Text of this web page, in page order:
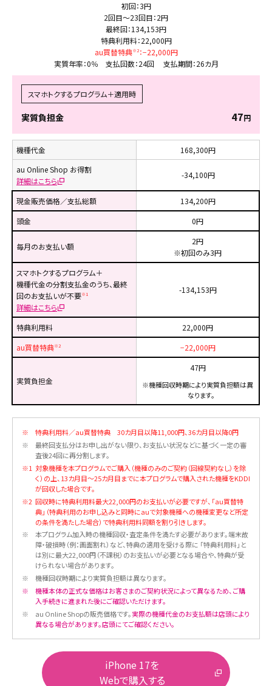
初回：3円
2回目～23回目：2円
最終回：134,153円
特典利用料：22,000円
au買替特典※2：−22,000円
実質年率：0％ 支払回数：24回
支払期間：26カ月
スマホトクするプログラム＋適用時
実質負担金 47円
機種代金
168,300円
au Online Shop お得割
詳細はこちら
-34,100円
現金販売価格／支払総額
134,200円
頭金
0円
毎月のお支払い額
2円
※初回のみ3円
スマホトクするプログラム＋
機種代金の分割支払金のうち、最終
回のお支払いが不要※1
詳細はこちら
-134,153円
特典利用料
22,000円
au買替特典※2 −22,000円
実質負担金
47円
※機種回収時期により実質負担額は異
なります。
※
特典利用料／au買替特典 30カ月目以降11,000円、36カ月目以降0円
※
最終回支払分はお申し出がない限り、お支払い状況などに基づく一定の審
査後24回に再分割します。
※1 対象機種を本プログラムでご購入（機種のみのご契約（回線契約なし）を除
く）の上、13カ月目～25カ月目までに本プログラムで購入された機種をKDDI
が回収した場合です。
※2 回収時に特典利用料最大22,000円のお支払いが必要ですが、「au買替特
典」（特典利用のお申し込みと同時にauで対象機種への機種変更など所定
の条件を満たした場合）で特典利用料同額を割り引きします。
※
本プログラム加入時の機種回収・査定条件を満たす必要があります。端末故
障・破損時（例：画面割れ）など、特典の適用を受ける際に 「特典利用料」と
は別に最大22,000円（不課税）のお支払いが必要となる場合や、特典が受
けられない場合があります。
※
機種回収時期により実質負担額は異なります。
※
機種本体の正式な価格はお客さまのご契約状況によって異なるため、ご購
入手続きに進まれた後にご確認いただけます。
※
au Online Shopの販売価格です。実際の機種代金のお支払額は店頭により
異なる場合があります。店頭にてご確認ください。
iPhone 17を
Webで購入する